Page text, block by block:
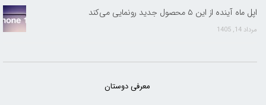
اپل ماه آینده از این ۵ محصول جدید رونمایی می‌کند
مرداد 14, 1405
معرفی دوستان